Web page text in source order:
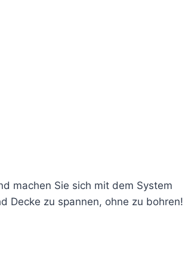
machen Sie sich mit dem System
Decke zu spannen, ohne zu bohren!